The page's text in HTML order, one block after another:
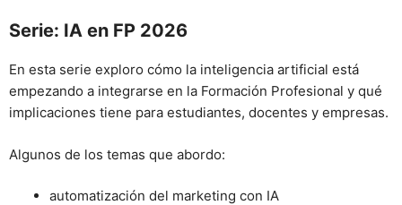
Serie: IA en FP 2026
En esta serie exploro cómo la inteligencia artificial está
empezando a integrarse en la Formación Profesional y qué
implicaciones tiene para estudiantes, docentes y empresas.
Algunos de los temas que abordo:
automatización del marketing con IA